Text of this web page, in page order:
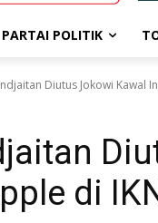
PARTAI POLITIK
Diutus Jokowi Kawal
di